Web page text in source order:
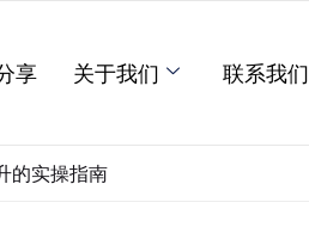
享 关于我们 联系我们
的实操指南